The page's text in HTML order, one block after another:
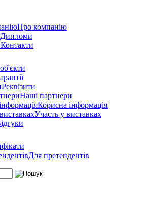
Про компанію
Дипломи
Контакти
Реквізити
Наші партнери
Корисна інформація
Участь у виставках
Для претендентів